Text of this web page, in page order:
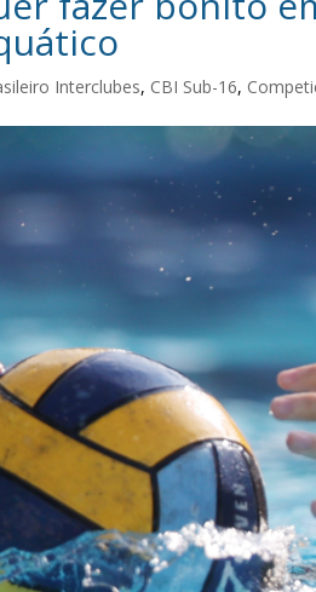
Interclubes, CBI Sub-16,